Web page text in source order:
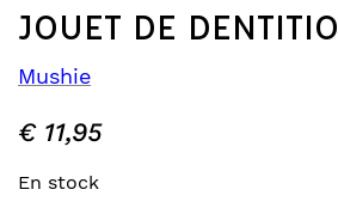
JOUET DE
Mushie
€11,95
En stock